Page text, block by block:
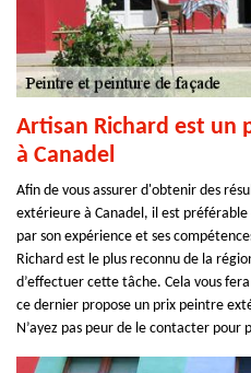
Artisan Richard est
à Canadel
Afin de vous assurer d'obtenir des
extérieure à Canadel, il est
par son expérience et ses
Richard est le plus reconnu de la
d’effectuer cette tâche. Cela vous
ce dernier propose un prix peintre
N’ayez pas peur de le contacter pour